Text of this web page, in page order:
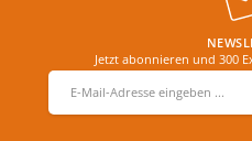
Jetzt abonnieren und 300
E-Mail-Adresse